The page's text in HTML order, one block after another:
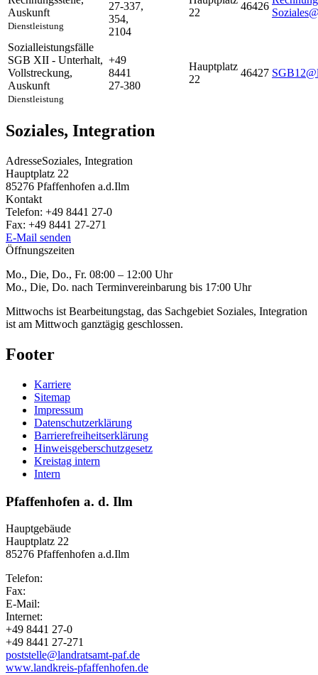
Auskunft
Dienstleistung
27-337,
354,
2104
22
46426
Sozialleistungsfälle
SGB XII - Unterhalt,
Vollstreckung,
Auskunft
Dienstleistung
+49
8441
27-380
Hauptplatz
22
46427
Soziales, Integration
AdresseSoziales, Integration
Hauptplatz 22
85276 Pfaffenhofen a.d.Ilm
Kontakt
Telefon: +49 8441 27-0
Fax: +49 8441 27-271
E-Mail senden
Öffnungszeiten
Mo., Die, Do., Fr. 08:00 – 12:00 Uhr
Mo., Die, Do. nach Terminvereinbarung bis 17:00 Uhr
Mittwochs ist Bearbeitungstag, das Sachgebiet Soziales, Integration
ist am Mittwoch ganztägig geschlossen.
Footer
Karriere
Sitemap
Impressum
Datenschutzerklärung
Barrierefreiheitserklärung
Hinweisgeberschutzgesetz
Kreistag intern
Intern
Pfaffenhofen a. d. Ilm
Hauptgebäude
Hauptplatz 22
85276 Pfaffenhofen a.d.Ilm
Telefon:
Fax:
E-Mail:
Internet:
+49 8441 27-0
+49 8441 27-271
poststelle@landratsamt-paf.de
www.landkreis-pfaffenhofen.de